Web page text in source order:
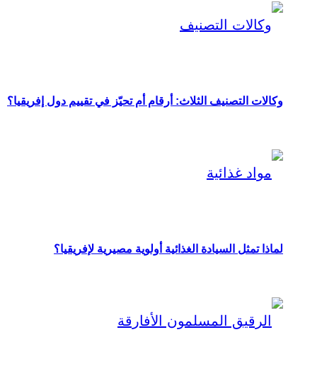
وكالات التصنيف الثلاث: أرقام أم تحيّز في تقييم دول إفريقيا؟
لماذا تمثل السيادة الغذائية أولوية مصيرية لإفريقيا؟